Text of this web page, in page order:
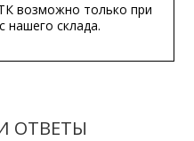
возможно только при
нашего склада.
ОТВЕТЫ